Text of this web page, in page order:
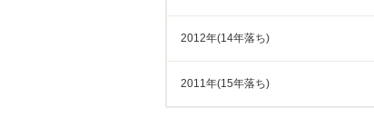
2012年(14年落ち)
2011年(15年落ち)